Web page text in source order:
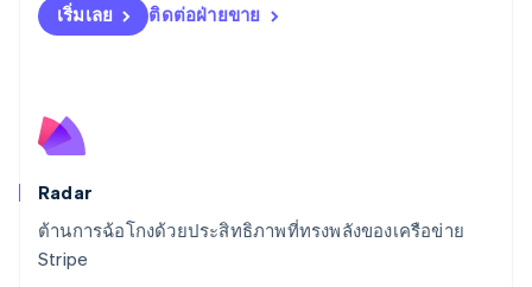
เริ่มเลย ติดต่อฝ่ายขาย
Radar
ต้านการฉ้อโกงด้วยประสิทธิภาพที่ทรงพลังของเครือข่าย
Stripe
สโลวาเกีย
English
Deutsch
สวีเดน
สหรัฐอเมริกา
EnglishEspañol简体中文
สหรัฐอาหรับเอมิเรตส์